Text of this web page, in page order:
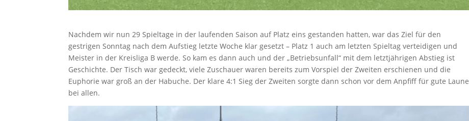
Nachdem wir nun 29 Spieltage in der laufenden Saison auf Platz eins gestanden hatten, war das Ziel für den
gestrigen Sonntag nach dem Aufstieg letzte Woche klar gesetzt – Platz 1 auch am letzten Spieltag verteidigen und
Meister in der Kreisliga B werde. So kam es dann auch und der „Betriebsunfall“ mit dem letztjährigen Abstieg ist
Geschichte. Der Tisch war gedeckt, viele Zuschauer waren bereits zum Vorspiel der Zweiten erschienen und die
Euphorie war groß an der Habuche. Der klare 4:1 Sieg der Zweiten sorgte dann schon vor dem Anpfiff für gute Laune
bei allen.